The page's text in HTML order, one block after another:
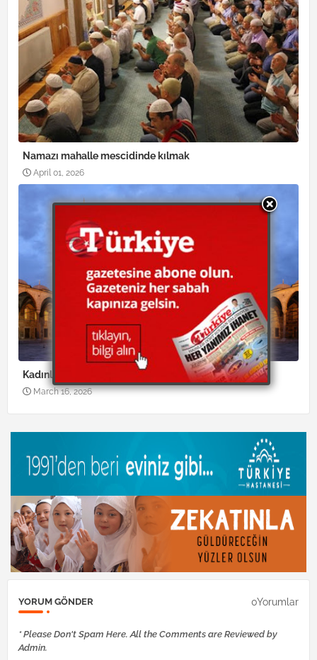
Namazı mahalle mescidinde kılmak
April 01, 2026
Kadınların camiye gitmeleri
March 16, 2026
YORUM GÖNDER 0Yorumlar
* Please Don't Spam Here. All the Comments are Reviewed by
Admin.